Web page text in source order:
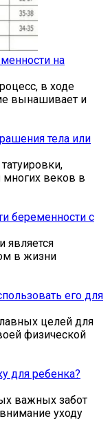
на
в ходе
вынашивает и
тела или
многих веков в
беременности с
является
в жизни
его для
целей для
физической
для ребенка?
важных забот
уходу